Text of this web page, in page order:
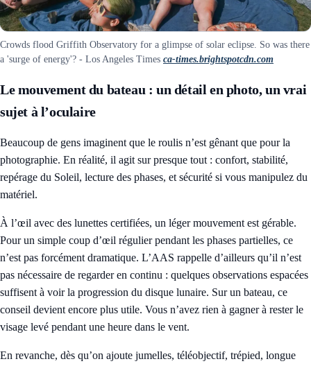
Crowds flood Griffith Observatory for a glimpse of solar eclipse. So was there
a 'surge of energy'? - Los Angeles Times ca-times.brightspotcdn.com
Le mouvement du bateau : un détail en photo, un vrai
sujet à l’oculaire
Beaucoup de gens imaginent que le roulis n’est gênant que pour la
photographie. En réalité, il agit sur presque tout : confort, stabilité,
repérage du Soleil, lecture des phases, et sécurité si vous manipulez du
matériel.
À l’œil avec des lunettes certifiées, un léger mouvement est gérable.
Pour un simple coup d’œil régulier pendant les phases partielles, ce
n’est pas forcément dramatique. L’AAS rappelle d’ailleurs qu’il n’est
pas nécessaire de regarder en continu : quelques observations espacées
suffisent à voir la progression du disque lunaire. Sur un bateau, ce
conseil devient encore plus utile. Vous n’avez rien à gagner à rester le
visage levé pendant une heure dans le vent.
En revanche, dès qu’on ajoute jumelles, téléobjectif, trépied, longue